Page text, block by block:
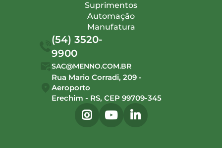
Suprimentos
Automação
Manufatura
(54) 3520-
9900
SAC@MENNO.COM.BR
Rua Mario Corradi, 209 -
Aeroporto
Erechim - RS, CEP 99709-345